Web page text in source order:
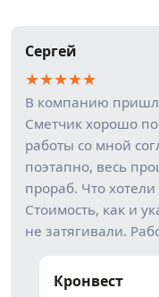
Сергей
★★★★★
В компанию
Сметчик хорошо
работы со мной
поэтапно, весь
прораб. Что
Стоимость, как и
не затягивали.
Кронвест